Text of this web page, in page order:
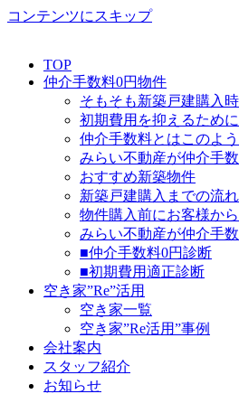
コンテンツにスキップ
TOP
仲介手数料0円物件
そもそも新築戸建購入
初期費用を抑えるため
仲介手数料とはこのよ
みらい不動産が仲介手
おすすめ新築物件
新築戸建購入までの流れ
物件購入前にお客様か
みらい不動産が仲介手
■仲介手数料0円診断
■初期費用適正診断
空き家”Re”活用
空き家一覧
空き家”Re活用”事例
会社案内
スタッフ紹介
お知らせ